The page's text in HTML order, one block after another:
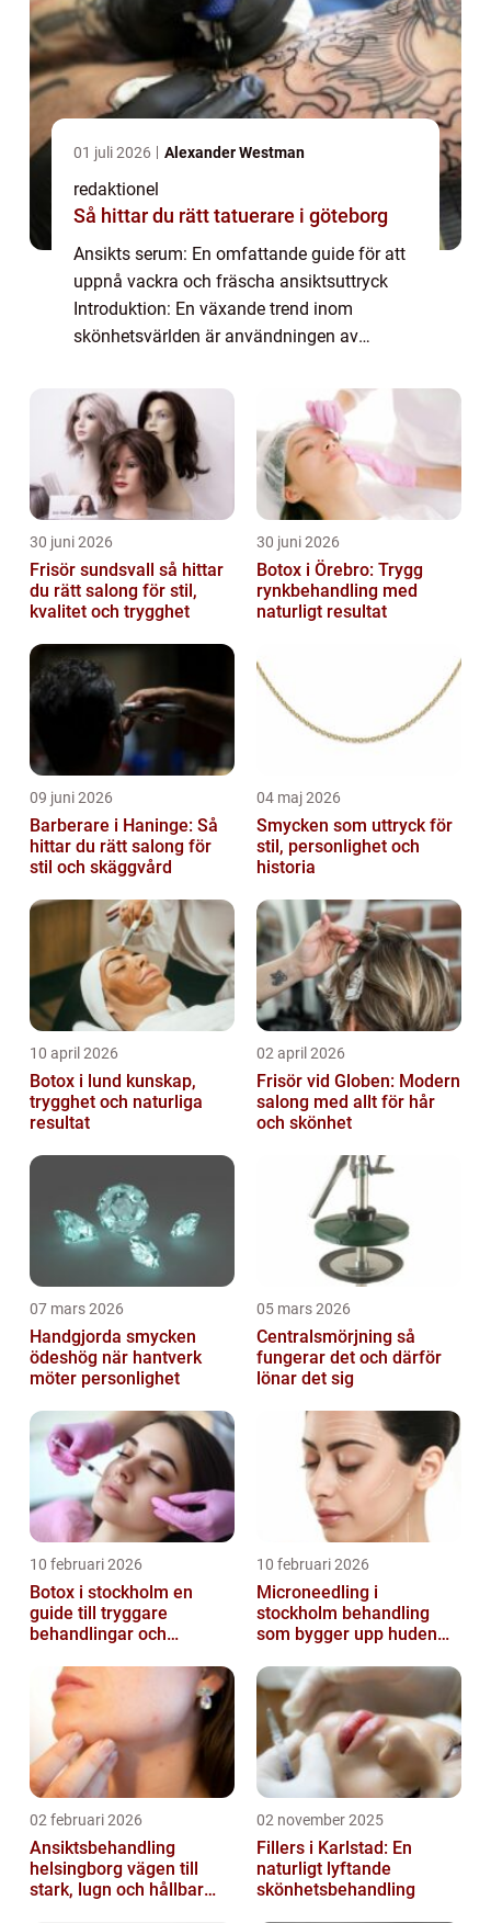
01 juli 2026 Alexander Westman
redaktionel
Så hittar du rätt tatuerare i göteborg
Ansikts serum: En omfattande guide för att
uppnå vackra och fräscha ansiktsuttryck
Introduktion: En växande trend inom
skönhetsvärlden är användningen av
popularitet på grund av deras förmåga att
förbättra hu...
30 juni 2026
Frisör sundsvall så hittar
du rätt salong för stil,
kvalitet och trygghet
30 juni 2026
Botox i Örebro: Trygg
rynkbehandling med
naturligt resultat
09 juni 2026
Barberare i Haninge: Så
hittar du rätt salong för
stil och skäggvård
04 maj 2026
Smycken som uttryck för
stil, personlighet och
historia
10 april 2026
Botox i lund kunskap,
trygghet och naturliga
resultat
02 april 2026
Frisör vid Globen: Modern
salong med allt för hår
och skönhet
07 mars 2026
Handgjorda smycken
ödeshög när hantverk
möter personlighet
05 mars 2026
Centralsmörjning så
fungerar det och därför
lönar det sig
10 februari 2026
Botox i stockholm en
guide till tryggare
behandlingar och
10 februari 2026
Microneedling i
stockholm behandling
som bygger upp huden
02 februari 2026
Ansiktsbehandling
helsingborg vägen till
stark, lugn och hållbar
02 november 2025
Fillers i Karlstad: En
naturligt lyftande
skönhetsbehandling